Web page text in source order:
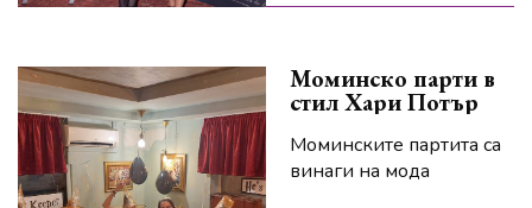
Моминско парти в
стил Хари Потър
Моминските партита са
винаги на мода